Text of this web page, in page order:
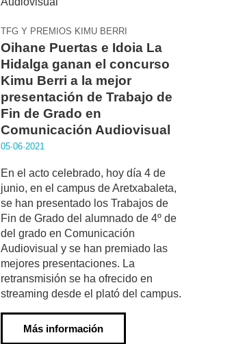
TFG Y PREMIOS KIMU BERRI
Oihane Puertas e Idoia La
Hidalga ganan el concurso
Kimu Berri a la mejor
presentación de Trabajo de
Fin de Grado en
Comunicación Audiovisual
05·06·2021
En el acto celebrado, hoy día 4 de
junio, en el campus de Aretxabaleta,
se han presentado los Trabajos de
Fin de Grado del alumnado de 4º de
del grado en Comunicación
Audiovisual y se han premiado las
mejores presentaciones. La
retransmisión se ha ofrecido en
streaming desde el plató del campus.
Más información